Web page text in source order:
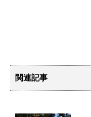
関連記事